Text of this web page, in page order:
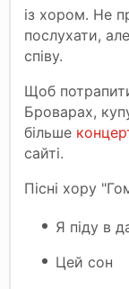
із хором. Не
послухати,
співу.
Щоб
Броварах,
більше
сайті.
Пісні хору
Я піду в
Цей сон